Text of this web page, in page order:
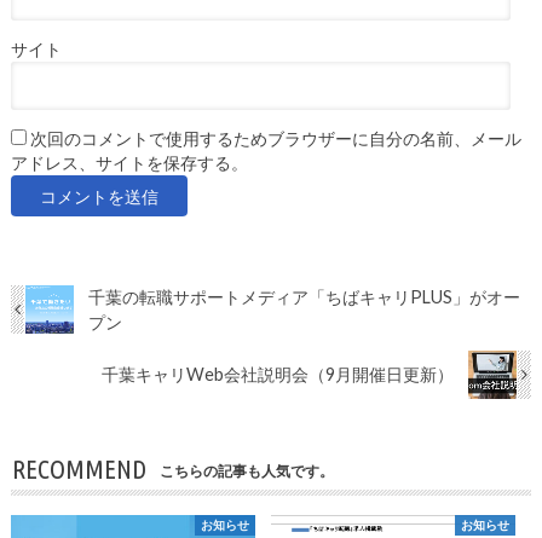
サイト
次回のコメントで使用するためブラウザーに自分の名前、メール
アドレス、サイトを保存する。
千葉の転職サポートメディア「ちばキャリPLUS」がオー
プン
千葉キャリWeb会社説明会（9月開催日更新）
RECOMMEND こちらの記事も人気です。
お知らせ お知らせ